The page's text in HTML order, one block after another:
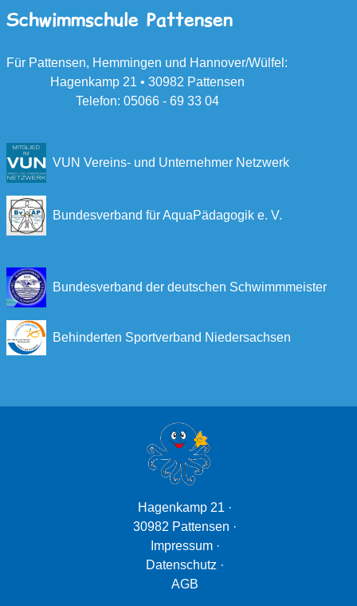
Schwimmschule Pattensen
Für Pattensen, Hemmingen und Hannover/Wülfel:
Hagenkamp 21 • 30982 Pattensen
Telefon: 05066 - 69 33 04
VUN Vereins- und Unternehmer Netzwerk
Bundesverband für AquaPädagogik e. V.
Bundesverband der deutschen Schwimmmeister
Behinderten Sportverband Niedersachsen
Hagenkamp 21 ·
30982 Pattensen ·
Impressum ·
Datenschutz ·
AGB